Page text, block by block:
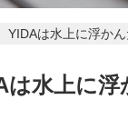
YIDAは水上に浮か
は水上に